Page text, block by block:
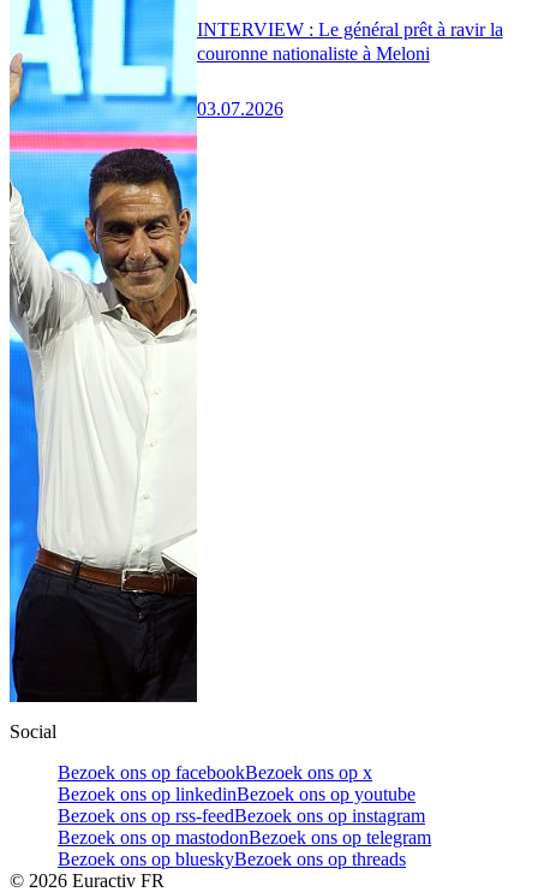
INTERVIEW : Le général prêt à ravir la
couronne nationaliste à Meloni
03.07.2026
Social
Bezoek ons op facebookBezoek ons op x
Bezoek ons op linkedinBezoek ons op youtube
Bezoek ons op rss-feedBezoek ons op instagram
Bezoek ons op mastodonBezoek ons op telegram
Bezoek ons op blueskyBezoek ons op threads
© 2026 Euractiv FR